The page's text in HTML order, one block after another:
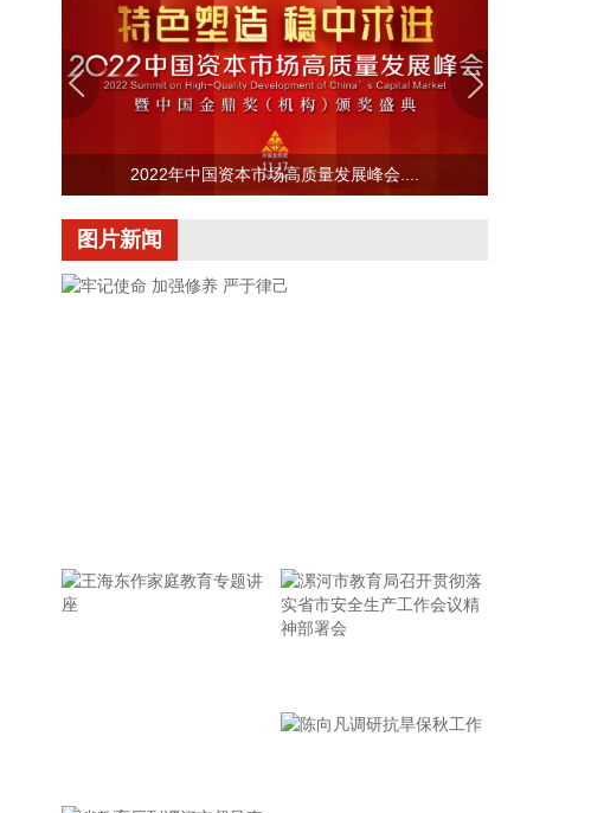
据上海市国资委消息，8月6日，上海市国资委党委书
记、主任周小全接待上海清算所党委书记、董事长马
贱阳一行，双方围绕自贸离岸债等新型金融工具运
用、套期保值等风险管理领域的合作开展深入交流。
双方表示，将深入贯彻落实十二届市委九次全会精
神，以协同机制为纽带，持续推动金融基础设施资源
与市属国资产业布局深度联动，立足服务实体经济、
2026-08-06 22:16:16
映翰通(688080)8月6日公告，公司控股股东、实控人
报预警，做到“早报、快报、多报”，多部门加密精细
化预报，健全预警叫应机制，全面覆盖重点群体；要
有序启动响应，科学把握“时、度、效”，全面激
洞、无死角、无盲区”，全覆盖排查管控各类安全隐
设施与薄弱海塘；要提前组织人员转移，做到“不漏一
2022年中国资本市场高质量发展峰会....
图片新闻
实省市安全生产工作会议